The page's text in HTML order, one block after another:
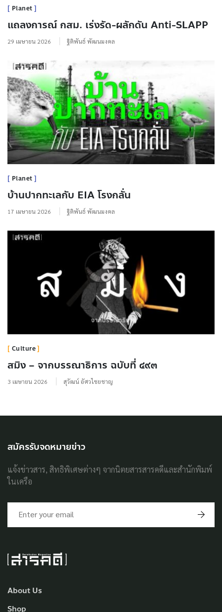
Planet
แถลงการณ์ กสม. เร่งรัด-ผลักดัน Anti-SLAPP
29 เมษายน 2026 ฐิติพันธ์ พัฒนมงคล
Planet
บ้านปากทะเลกับ EIA โรงกลั่น
17 เมษายน 2026 ฐิติพันธ์ พัฒนมงคล
Culture
สมิง – จากบรรณาธิการ ฉบับที่ ๔๙๓
3 เมษายน 2026 สุวัฒน์ อัศวไชยชาญ
About Us
Shop
สมัครรับจดหมายข่าว
แจ้งข่าวสาร, สิทธิพิเศษต่างๆ จากนิตยสารสารคดีและสำนักพิมพ์
ในเครือ